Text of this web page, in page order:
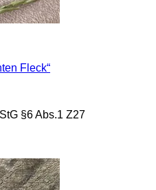
Fleck“
§6 Abs.1 Z27